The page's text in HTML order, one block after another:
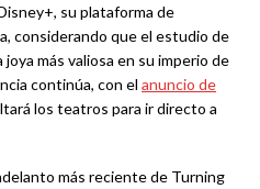
su plataforma de
considerando que el estudio de
más valiosa en su imperio de
continúa, con el anuncio de
los teatros para ir directo a
más reciente de Turning